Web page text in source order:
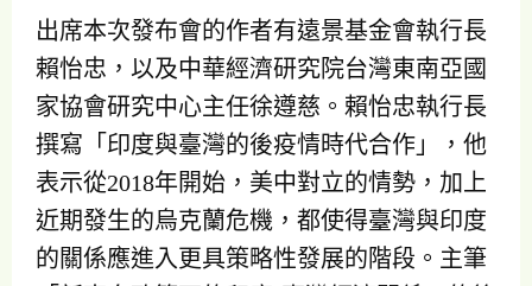
出席本次發布會的作者有遠景基金會執行長
賴怡忠，以及中華經濟研究院台灣東南亞國
家協會研究中心主任徐遵慈。賴怡忠執行長
撰寫「印度與臺灣的後疫情時代合作」，他
表示從2018年開始，美中對立的情勢，加上
近期發生的烏克蘭危機，都使得臺灣與印度
的關係應進入更具策略性發展的階段。主筆